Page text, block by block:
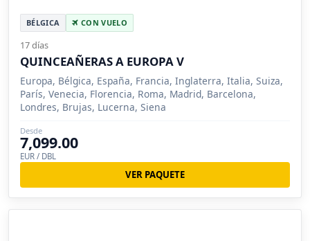
BÉLGICA CON VUELO
17 días
QUINCEAÑERAS A EUROPA V
Europa, Bélgica, España, Francia, Inglaterra, Italia, Suiza,
París, Venecia, Florencia, Roma, Madrid, Barcelona,
Londres, Brujas, Lucerna, Siena
Desde
7,099.00
EUR / DBL
VER PAQUETE